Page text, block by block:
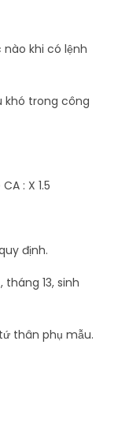
khi có lệnh
khó trong công
: X 1.5
định.
13, sinh
thân phụ mẫu.